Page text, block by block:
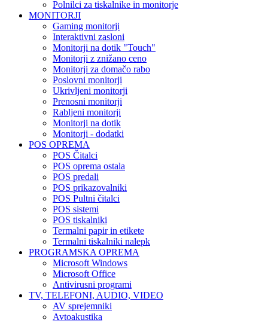
Polnilci za tiskalnike in monitorje
MONITORJI
Gaming monitorji
Interaktivni zasloni
Monitorji na dotik "Touch"
Monitorji z znižano ceno
Monitorji za domačo rabo
Poslovni monitorji
Ukrivljeni monitorji
Prenosni monitorji
Rabljeni monitorji
Monitorji na dotik
Monitorji - dodatki
POS OPREMA
POS Čitalci
POS oprema ostala
POS predali
POS prikazovalniki
POS Pultni čitalci
POS sistemi
POS tiskalniki
Termalni papir in etikete
Termalni tiskalniki nalepk
PROGRAMSKA OPREMA
Microsoft Windows
Microsoft Office
Antivirusni programi
TV, TELEFONI, AUDIO, VIDEO
AV sprejemniki
Avtoakustika